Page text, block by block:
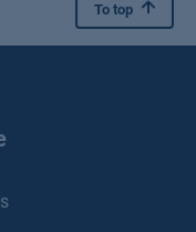
To top